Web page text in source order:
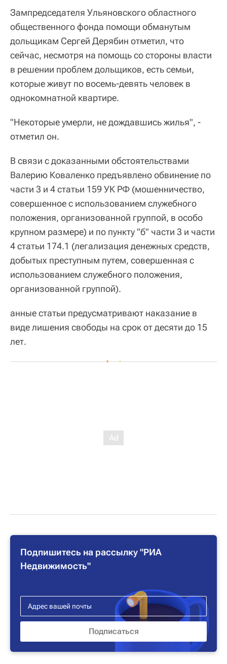
Зампредседателя Ульяновского областного
общественного фонда помощи обманутым
дольщикам Сергей Дерябин отметил, что
сейчас, несмотря на помощь со стороны власти
в решении проблем дольщиков, есть семьи,
которые живут по восемь-девять человек в
однокомнатной квартире.
"Некоторые умерли, не дождавшись жилья", -
отметил он.
В связи с доказанными обстоятельствами
Валерию Коваленко предъявлено обвинение по
части 3 и 4 статьи 159 УК РФ (мошенничество,
совершенное с использованием служебного
положения, организованной группой, в особо
крупном размере) и по пункту "б" части 3 и части
4 статьи 174.1 (легализация денежных средств,
добытых преступным путем, совершенная с
использованием служебного положения,
организованной группой).
анные статьи предусматривают наказание в
виде лишения свободы на срок от десяти до 15
лет.
Подпишитесь на рассылку "РИА
Недвижимость"